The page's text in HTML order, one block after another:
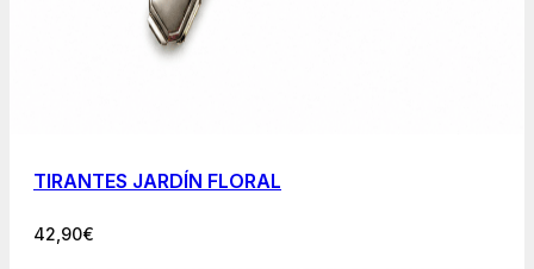
TIRANTES JARDÍN FLORAL
42,90€